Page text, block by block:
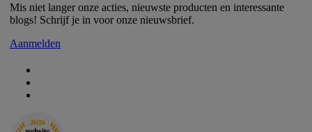
Mis niet langer onze acties, nieuwste producten en interessante
blogs! Schrijf je in voor onze nieuwsbrief.
Aanmelden